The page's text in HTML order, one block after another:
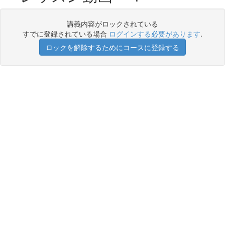
講義内容がロックされている
すでに登録されている場合 ログインする必要があります.
ロックを解除するためにコースに登録する